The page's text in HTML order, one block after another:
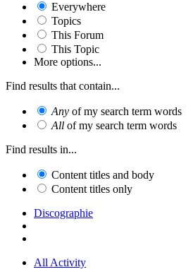
Everywhere
Topics
This Forum
This Topic
More options...
Find results that contain...
Any of my search term words
All of my search term words
Find results in...
Content titles and body
Content titles only
Discographie
All Activity